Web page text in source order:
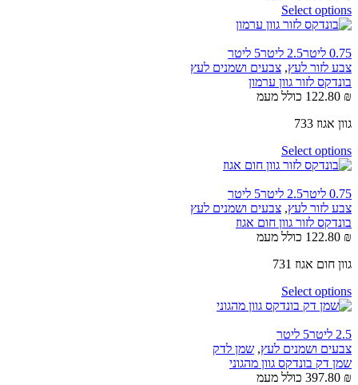
Select options
0.75 ליטר 2.5 ליטר
5 ליטר
צבע לזור לעץ, צבעים ושמנים לעץ
בונדקס לזור גוון ערמון
122.80 ₪
כולל מעמ
גוון אגוז 733
Select options
0.75 ליטר 2.5 ליטר
5 ליטר
צבע לזור לעץ, צבעים ושמנים לעץ
בונדקס לזור גוון חום אגוז
122.80 ₪
כולל מעמ
גוון חום אגוז 731
Select options
2.5 ליטר
5 ליטר
צבעים ושמנים לעץ, שמן לדק
שמן דק בונדקס גוון מהגוני
397.80 ₪
כולל מעמ